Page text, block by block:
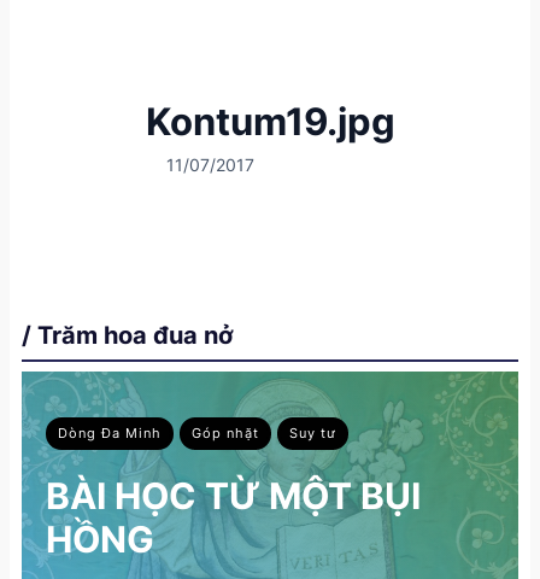
Kontum19.jpg
11/07/2017
/ Trăm hoa đua nở
Dòng Đa Minh Góp nhặt Suy tư
BÀI HỌC TỪ MỘT BỤI
HỒNG